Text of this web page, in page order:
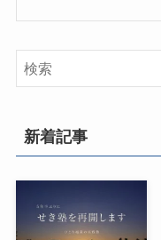
新着記事